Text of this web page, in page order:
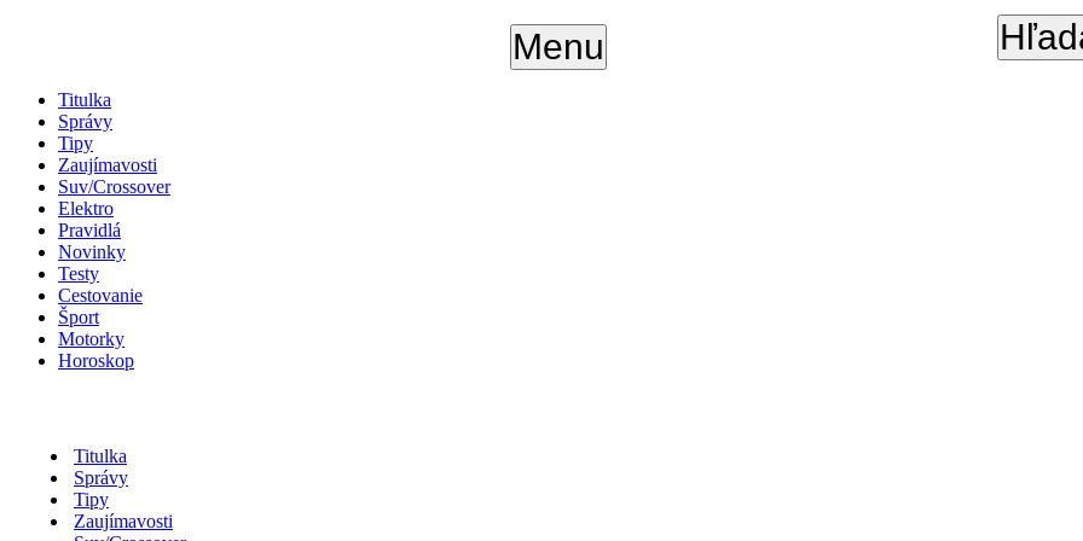
Menu
Titulka
Správy
Tipy
Zaujímavosti
Suv/Crossover
Elektro
Pravidlá
Novinky
Testy
Cestovanie
Šport
Motorky
Horoskop
Titulka
Správy
Tipy
Zaujímavosti